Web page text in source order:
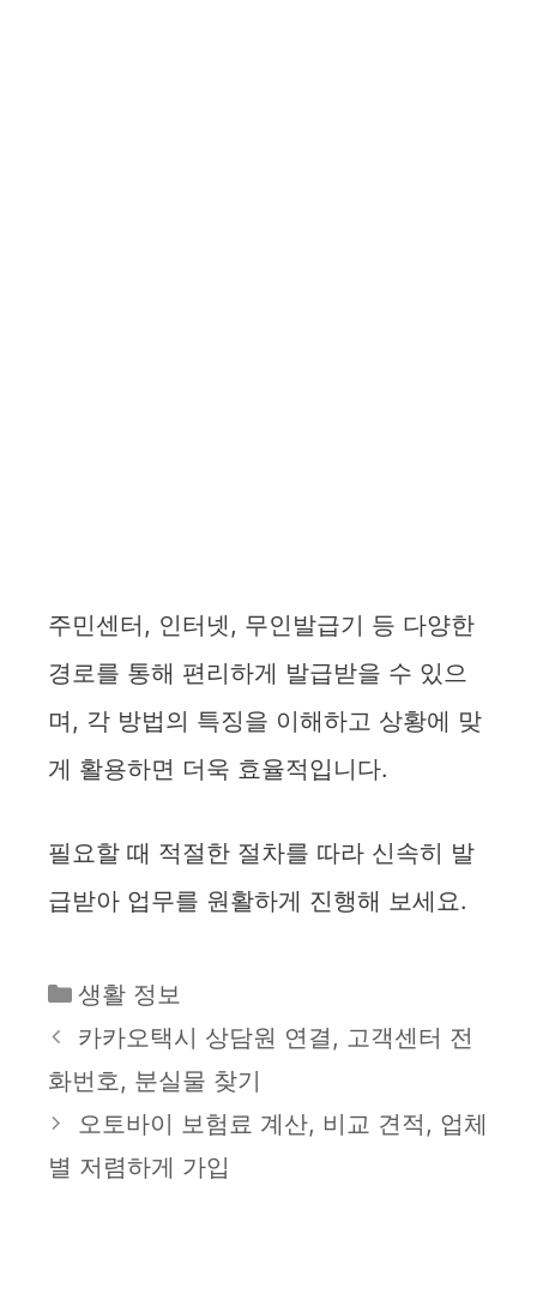
주민센터, 인터넷, 무인발급기 등 다양한
경로를 통해 편리하게 발급받을 수 있으
며, 각 방법의 특징을 이해하고 상황에 맞
게 활용하면 더욱 효율적입니다.
필요할 때 적절한 절차를 따라 신속히 발
급받아 업무를 원활하게 진행해 보세요.
카
테
리
생활 정보
카카오택시 상담원 연결, 고객센터 전
화번호, 분실물 찾기
오토바이 보험료 계산, 비교 견적, 업체
별 저렴하게 가입